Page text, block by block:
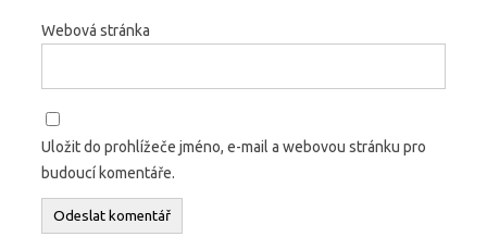
Webová stránka
Uložit do prohlížeče jméno, e-mail a webovou stránku pro
budoucí komentáře.